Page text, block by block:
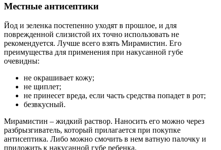
Местные антисептики
Йод и зеленка постепенно уходят в прошлое, и для
поврежденной слизистой их точно использовать не
рекомендуется. Лучше всего взять Мирамистин. Его
преимущества для применения при накусанной губе
очевидны:
не окрашивает кожу;
не щиплет;
не принесет вреда, если часть средства попадет в рот;
безвкусный.
Мирамистин – жидкий раствор. Наносить его можно через
разбрызгиватель, который прилагается при покупке
антисептика. Либо можно смочить в нем ватную палочку и
приложить к накусанной губе ребенка.